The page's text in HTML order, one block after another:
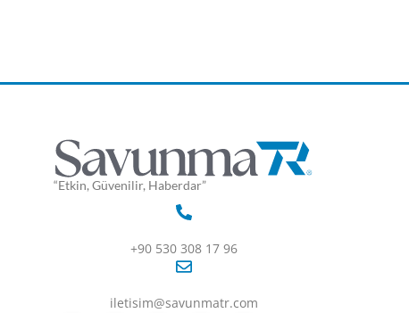
“Etkin, Güvenilir, Haberdar”
+90 530 308 17 96
iletisim@savunmatr.com